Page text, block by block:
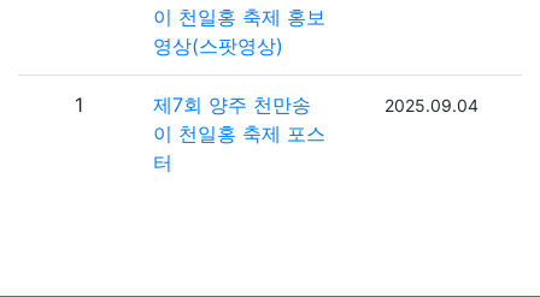
이 천일홍 축제 홍보
영상(스팟영상)
1
제7회 양주 천만송
이 천일홍 축제 포스
터
2025.09.04